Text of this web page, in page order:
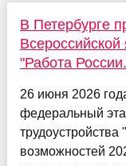
В Петербурге
Всероссийской
"Работа
26 июня 2026
федеральный
возможностей